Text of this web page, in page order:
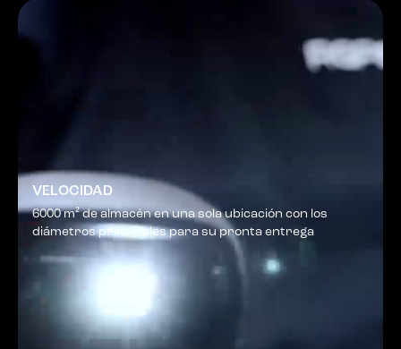
VELOCIDAD
6000 m² de almacén en una sola ubicación con los
diámetros principales para su pronta entrega